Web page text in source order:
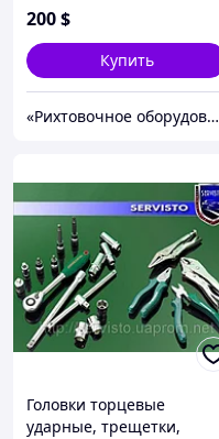
200$
Купить
«Рихтовочное оборудование»
Головки торцевые
ударные, трещетки,